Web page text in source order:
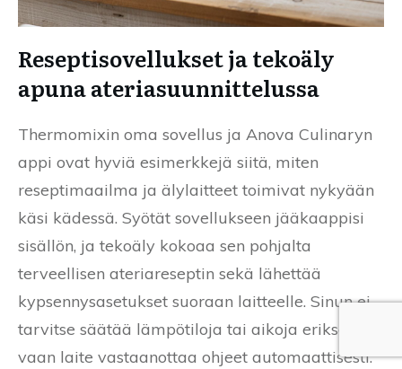
Reseptisovellukset ja tekoäly
apuna ateriasuunnittelussa
Thermomixin oma sovellus ja Anova Culinaryn
appi ovat hyviä esimerkkejä siitä, miten
reseptimaailma ja älylaitteet toimivat nykyään
käsi kädessä. Syötät sovellukseen jääkaappisi
sisällön, ja tekoäly kokoaa sen pohjalta
terveellisen ateriareseptin sekä lähettää
kypsennysasetukset suoraan laitteelle. Sinun ei
tarvitse säätää lämpötiloja tai aikoja erikseen,
vaan laite vastaanottaa ohjeet automaattisesti.